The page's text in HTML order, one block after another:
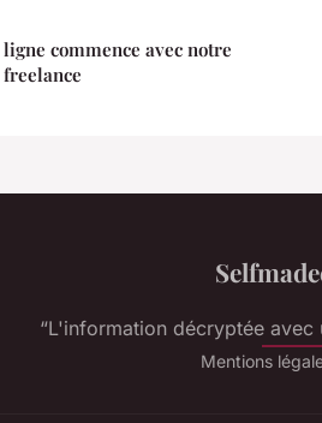
commence avec notre
“L'information décryptée
Mentions